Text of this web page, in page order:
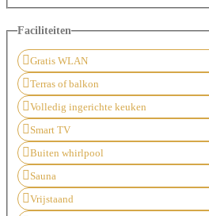
Faciliteiten
Gratis WLAN
Terras of balkon
Volledig ingerichte keuken
Smart TV
Buiten whirlpool
Sauna
Vrijstaand